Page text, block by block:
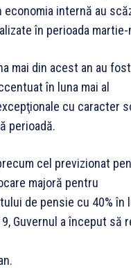
internă au
în perioada martie-
mai din acest an au
în luna mai al
cu caracter
perioadă.
cel previzionat
majoră pentru
de pensie cu 40%
Guvernul a început